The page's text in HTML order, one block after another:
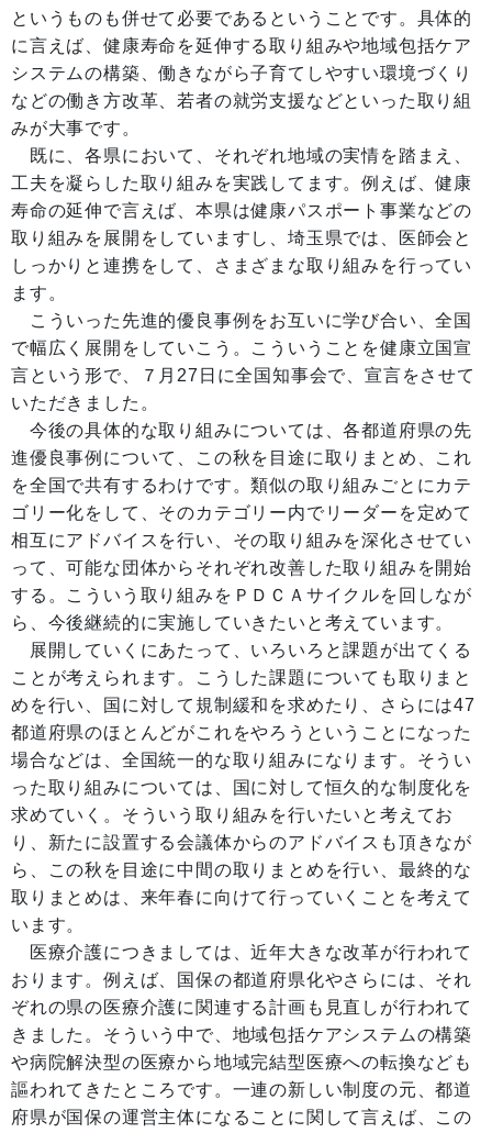
というものも併せて必要であるということです。具体的
に言えば、健康寿命を延伸する取り組みや地域包括ケア
システムの構築、働きながら子育てしやすい環境づくり
などの働き方改革、若者の就労支援などといった取り組
みが大事です。
既に、各県において、それぞれ地域の実情を踏まえ、
工夫を凝らした取り組みを実践してます。例えば、健康
寿命の延伸で言えば、本県は健康パスポート事業などの
取り組みを展開をしていますし、埼玉県では、医師会と
しっかりと連携をして、さまざまな取り組みを行ってい
ます。
こういった先進的優良事例をお互いに学び合い、全国
で幅広く展開をしていこう。こういうことを健康立国宣
言という形で、７月27日に全国知事会で、宣言をさせて
いただきました。
今後の具体的な取り組みについては、各都道府県の先
進優良事例について、この秋を目途に取りまとめ、これ
を全国で共有するわけです。類似の取り組みごとにカテ
ゴリー化をして、そのカテゴリー内でリーダーを定めて
相互にアドバイスを行い、その取り組みを深化させてい
って、可能な団体からそれぞれ改善した取り組みを開始
する。こういう取り組みをＰＤＣＡサイクルを回しなが
ら、今後継続的に実施していきたいと考えています。
展開していくにあたって、いろいろと課題が出てくる
ことが考えられます。こうした課題についても取りまと
めを行い、国に対して規制緩和を求めたり、さらには47
都道府県のほとんどがこれをやろうということになった
場合などは、全国統一的な取り組みになります。そうい
った取り組みについては、国に対して恒久的な制度化を
求めていく。そういう取り組みを行いたいと考えてお
り、新たに設置する会議体からのアドバイスも頂きなが
ら、この秋を目途に中間の取りまとめを行い、最終的な
取りまとめは、来年春に向けて行っていくことを考えて
います。
医療介護につきましては、近年大きな改革が行われて
おります。例えば、国保の都道府県化やさらには、それ
ぞれの県の医療介護に関連する計画も見直しが行われて
きました。そういう中で、地域包括ケアシステムの構築
や病院解決型の医療から地域完結型医療への転換なども
謳われてきたところです。一連の新しい制度の元、都道
府県が国保の運営主体になることに関して言えば、この